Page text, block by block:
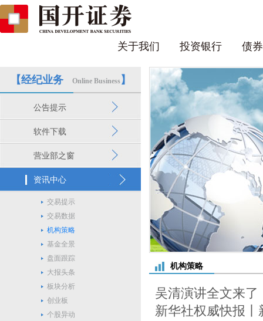
关于我们 投资银行 债
【经纪业务 Online Business】
公告提示
软件下载
营业部之窗
资讯中心
交易提示
交易数据
机构策略
基金全景
盘面跟踪
大报头条
板块分析
创业板
个股异动
机构策略
吴清演讲全文来
新华社权威快报